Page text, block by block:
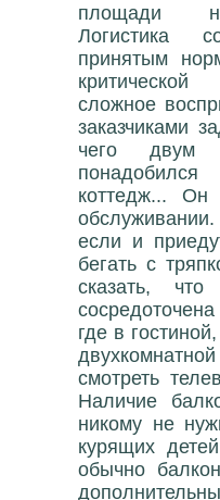
площади
Логистика
принятым
сложное
заказчиками
чего двум
коттедж...
если и
бегать с
сказать,
где в
смотреть
Наличие
никому не
курящих
обычно